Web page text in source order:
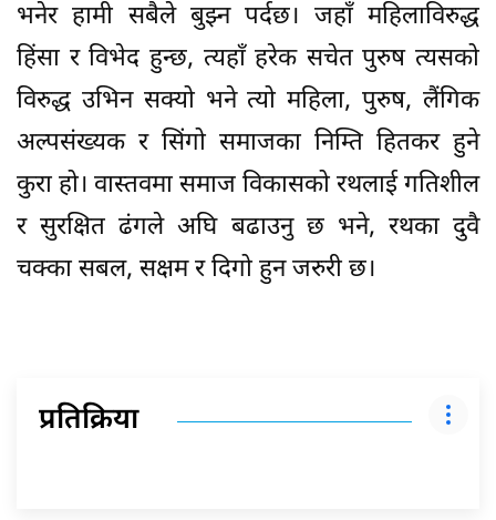
भनेर हामी सबैले बुझ्न पर्दछ। जहाँ महिलाविरुद्ध
हिंसा र विभेद हुन्छ, त्यहाँ हरेक सचेत पुरुष त्यसको
विरुद्ध उभिन सक्यो भने त्यो महिला, पुरुष, लैंगिक
अल्पसंख्यक र सिंगो समाजका निम्ति हितकर हुने
कुरा हो। वास्तवमा समाज विकासको रथलाई गतिशील
र सुरक्षित ढंगले अघि बढाउनु छ भने, रथका दुवै
चक्का सबल, सक्षम र दिगो हुन जरुरी छ।
प्रतिक्रिया